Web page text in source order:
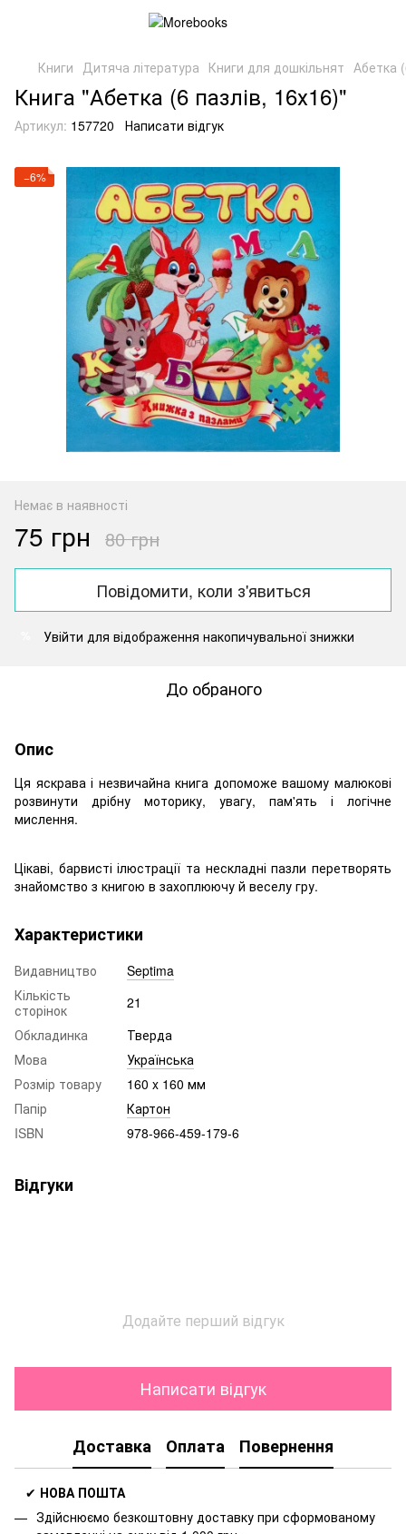
Книги Дитяча література Книги для дошкільнят Абетка
Книга "Абетка (6 пазлів, 16х16)"
Артикул: 157720 Написати відгук
−6%
Немає в наявності
75 грн 80 грн
Повідомити, коли з'явиться
Увійти для відображення накопичувальної знижки
До обраного
Опис
Ця яскрава і незвичайна книга допоможе вашому малюкові
розвинути дрібну моторику, увагу, пам'ять і логічне
мислення.
Цікаві, барвисті ілюстрації та нескладні пазли перетворять
знайомство з книгою в захоплюючу й веселу гру.
Характеристики
Видавництво
Septima
Кількість
сторінок
21
Обкладинка
Тверда
Мова
Українська
Розмір товару
160 x 160 мм
Папір
Картон
ISBN
978-966-459-179-6
Відгуки
Додайте перший відгук
Написати відгук
Доставка Оплата Повернення
✔ НОВА ПОШТА
Здійснюємо безкоштовну доставку при сформованому